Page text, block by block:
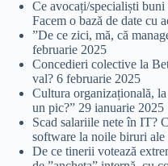
Ce avocați/specialiști
Facem o bază de date cu
”De ce zici, mă, că
februarie 2025
Concedieri colective la
val? 6 februarie 2025
Cultura organizațională,
un pic?” 29 ianuarie 2025
Scad salariile nete în IT?
software la noile biruri
De ce tinerii votează